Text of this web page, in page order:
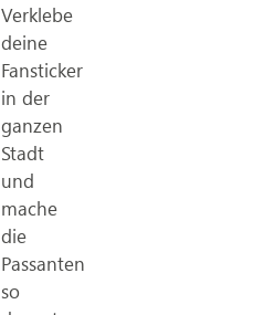
Verklebe
deine
Fansticker
in der
ganzen
Stadt
und
mache
die
Passanten
so